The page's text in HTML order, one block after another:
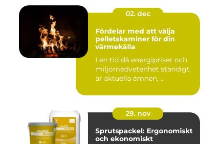
02. dec
Fördelar med att välja
pelletskaminer för din
värmekälla
I en tid då energipriser och
miljömedvetenhet ständigt
är aktuella ämnen, ...
29. nov
Sprutspackel: Ergonomiskt
och ekonomiskt